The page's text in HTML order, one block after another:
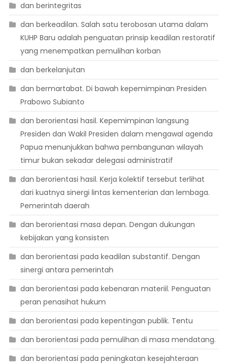
dan berintegritas
dan berkeadilan. Salah satu terobosan utama dalam
KUHP Baru adalah penguatan prinsip keadilan restoratif
yang menempatkan pemulihan korban
dan berkelanjutan
dan bermartabat. Di bawah kepemimpinan Presiden
Prabowo Subianto
dan berorientasi hasil. Kepemimpinan langsung
Presiden dan Wakil Presiden dalam mengawal agenda
Papua menunjukkan bahwa pembangunan wilayah
timur bukan sekadar delegasi administratif
dan berorientasi hasil. Kerja kolektif tersebut terlihat
dari kuatnya sinergi lintas kementerian dan lembaga.
Pemerintah daerah
dan berorientasi masa depan. Dengan dukungan
kebijakan yang konsisten
dan berorientasi pada keadilan substantif. Dengan
sinergi antara pemerintah
dan berorientasi pada kebenaran materiil. Penguatan
peran penasihat hukum
dan berorientasi pada kepentingan publik. Tentu
dan berorientasi pada pemulihan di masa mendatang.
dan berorientasi pada peningkatan kesejahteraan